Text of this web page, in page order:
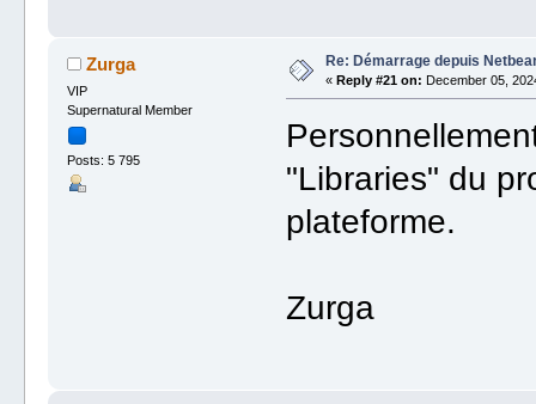
Zurga
VIP
Supernatural Member
Posts: 5 795
Re: Démarrage depuis
« Reply #21 on: December 05,
"Libraries" du
plateforme.
Zurga